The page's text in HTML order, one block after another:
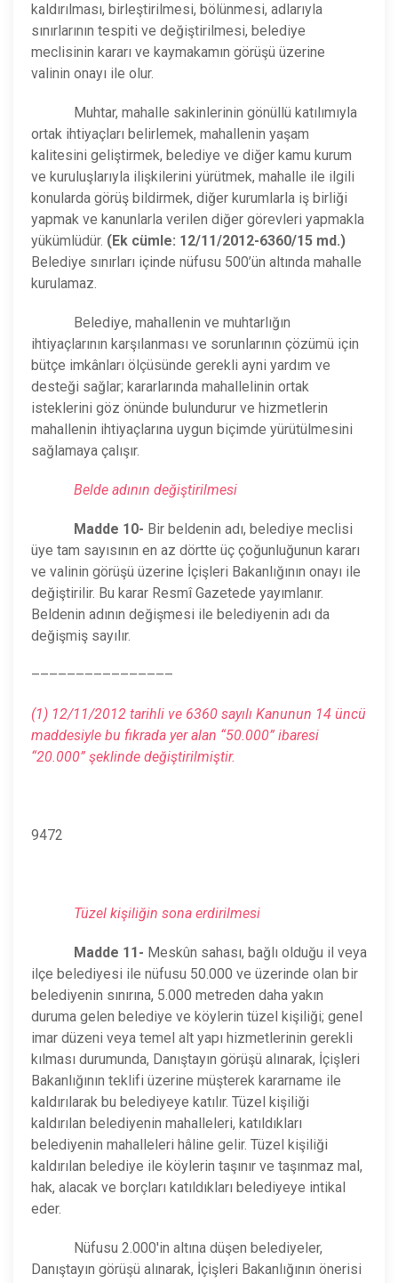
kaldırılması, birleştirilmesi, bölünmesi, adlarıyla
sınırlarının tespiti ve değiştirilmesi, belediye
meclisinin kararı ve kaymakamın görüşü üzerine
valinin onayı ile olur.
Muhtar, mahalle sakinlerinin gönüllü katılımıyla
ortak ihtiyaçları belirlemek, mahallenin yaşam
kalitesini geliştirmek, belediye ve diğer kamu kurum
ve kuruluşlarıyla ilişkilerini yürütmek, mahalle ile ilgili
konularda görüş bildirmek, diğer kurumlarla iş birliği
yapmak ve kanunlarla verilen diğer görevleri yapmakla
yükümlüdür. (Ek cümle: 12/11/2012-6360/15 md.)
Belediye sınırları içinde nüfusu 500’ün altında mahalle
kurulamaz.
Belediye, mahallenin ve muhtarlığın
ihtiyaçlarının karşılanması ve sorunlarının çözümü için
bütçe imkânları ölçüsünde gerekli ayni yardım ve
desteği sağlar; kararlarında mahallelinin ortak
isteklerini göz önünde bulundurur ve hizmetlerin
mahallenin ihtiyaçlarına uygun biçimde yürütülmesini
sağlamaya çalışır.
Belde adının değiştirilmesi
Madde 10- Bir beldenin adı, belediye meclisi
üye tam sayısının en az dörtte üç çoğunluğunun kararı
ve valinin görüşü üzerine İçişleri Bakanlığının onayı ile
değiştirilir. Bu karar Resmî Gazetede yayımlanır.
Beldenin adının değişmesi ile belediyenin adı da
değişmiş sayılır.
––––––––––––––––
(1) 12/11/2012 tarihli ve 6360 sayılı Kanunun 14 üncü
maddesiyle bu fıkrada yer alan “50.000” ibaresi
“20.000” şeklinde değiştirilmiştir.
9472
Tüzel kişiliğin sona erdirilmesi
Madde 11- Meskûn sahası, bağlı olduğu il veya
ilçe belediyesi ile nüfusu 50.000 ve üzerinde olan bir
belediyenin sınırına, 5.000 metreden daha yakın
duruma gelen belediye ve köylerin tüzel kişiliği; genel
imar düzeni veya temel alt yapı hizmetlerinin gerekli
kılması durumunda, Danıştayın görüşü alınarak, İçişleri
Bakanlığının teklifi üzerine müşterek kararname ile
kaldırılarak bu belediyeye katılır. Tüzel kişiliği
kaldırılan belediyenin mahalleleri, katıldıkları
belediyenin mahalleleri hâline gelir. Tüzel kişiliği
kaldırılan belediye ile köylerin taşınır ve taşınmaz mal,
hak, alacak ve borçları katıldıkları belediyeye intikal
eder.
Nüfusu 2.000'in altına düşen belediyeler,
Danıştayın görüşü alınarak, İçişleri Bakanlığının önerisi